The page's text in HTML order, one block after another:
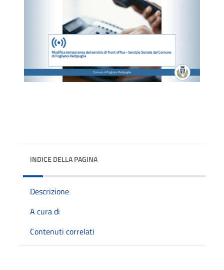
INDICE DELLA PAGINA
Descrizione
A cura di
Contenuti correlati